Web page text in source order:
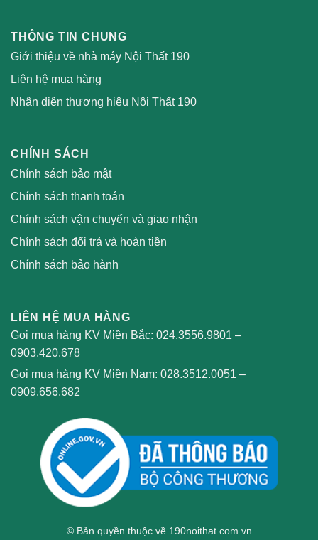
THÔNG TIN CHUNG
Giới thiệu về nhà máy Nội Thất 190
Liên hệ mua hàng
Nhận diện thương hiệu Nội Thất 190
CHÍNH SÁCH
Chính sách bảo mật
Chính sách thanh toán
Chính sách vận chuyển và giao nhận
Chính sách đổi trả và hoàn tiền
Chính sách bảo hành
LIÊN HỆ MUA HÀNG
Gọi mua hàng KV Miền Bắc: 024.3556.9801 –
0903.420.678
Gọi mua hàng KV Miền Nam: 028.3512.0051 –
0909.656.682
© Bản quyền thuộc về 190noithat.com.vn